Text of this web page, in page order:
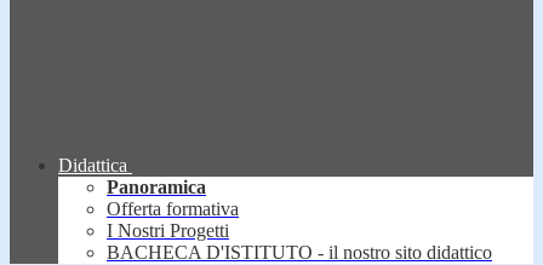
Didattica
Panoramica
Offerta formativa
I Nostri Progetti
BACHECA D'ISTITUTO - il nostro sito didattico